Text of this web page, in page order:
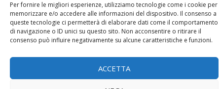
Per fornire le migliori esperienze, utilizziamo tecnologie come i cookie per
memorizzare e/o accedere alle informazioni del dispositivo. Il consenso a
queste tecnologie ci permetterà di elaborare dati come il comportamento
di navigazione o ID unici su questo sito. Non acconsentire o ritirare il
consenso può influire negativamente su alcune caratteristiche e funzioni.
ACCETTA
Contatti
Contatti Privacy Policy